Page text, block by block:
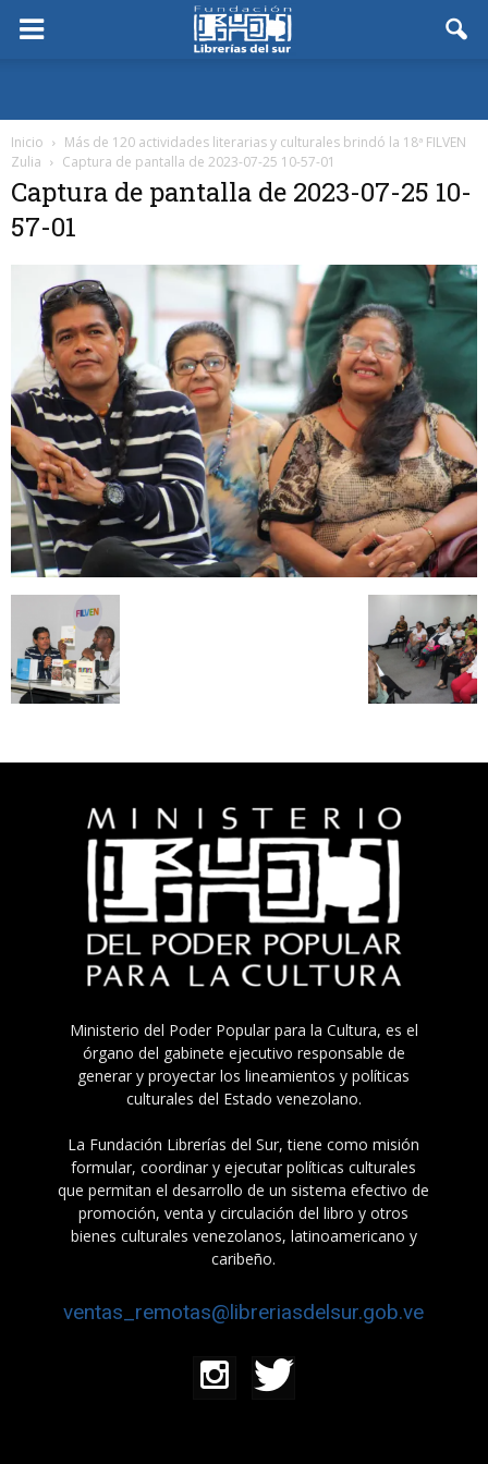
Inicio
Más de 120 actividades literarias y culturales brindó la 18ª FILVEN
Zulia
Captura de pantalla de 2023-07-25 10-57-01
Captura de pantalla de 2023-07-25 10-
57-01
Ministerio del Poder Popular para la Cultura, es el
órgano del gabinete ejecutivo responsable de
generar y proyectar los lineamientos y políticas
culturales del Estado venezolano.
La Fundación Librerías del Sur, tiene como misión
formular, coordinar y ejecutar políticas culturales
que permitan el desarrollo de un sistema efectivo de
promoción, venta y circulación del libro y otros
bienes culturales venezolanos, latinoamericano y
caribeño.
ventas_remotas@libreriasdelsur.gob.ve